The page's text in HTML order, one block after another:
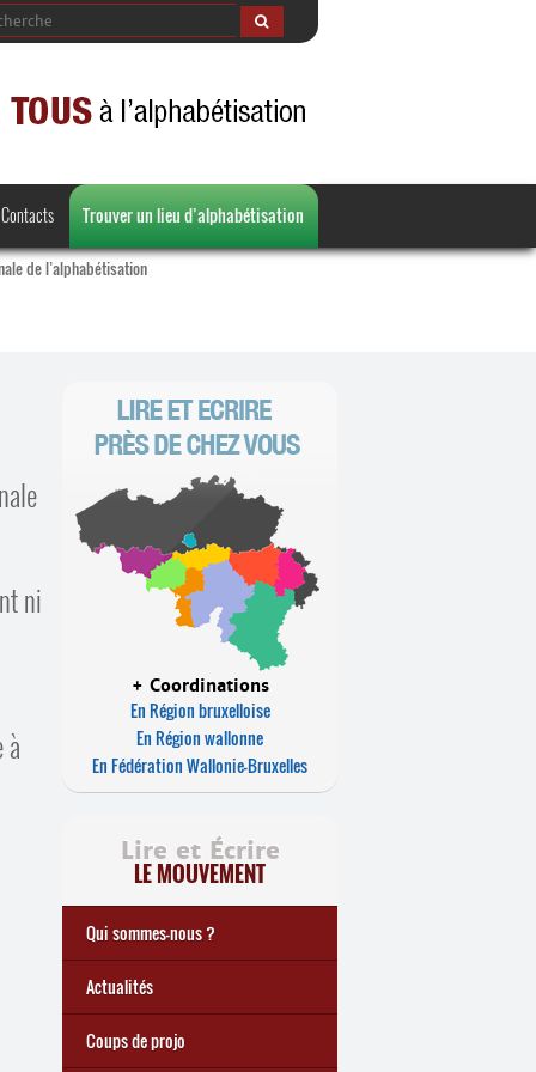
Contacts Trouver un lieu d’alphabétisation
de l’alphabétisation
ni
à
+ Coordinations
En Région bruxelloise
En Région wallonne
En Fédération Wallonie-Bruxelles
Lire et Écrire
LE MOUVEMENT
Qui sommes-nous ?
Notre histoire
Le mouvement Lire et Écrire
Charte de Lire et Écrire
Actions de recherches et
études
Actions de formations de
formateurs
... Tous les articles
Actualités
Coups de projo